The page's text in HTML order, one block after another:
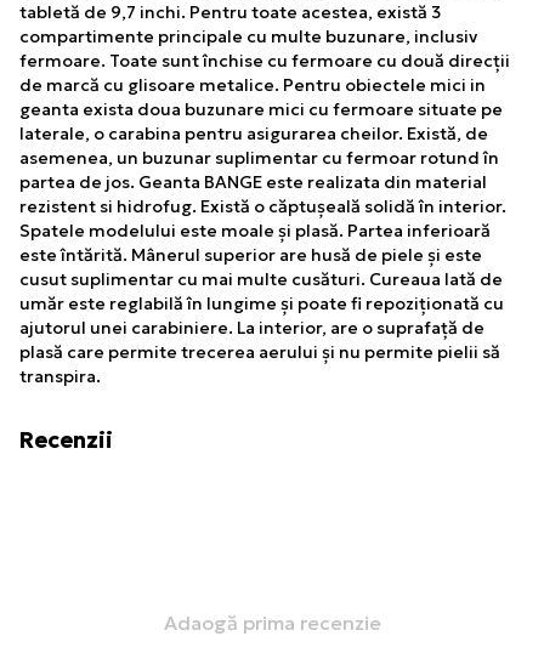
tabletă de 9,7 inchi. Pentru toate acestea, există 3
compartimente principale cu multe buzunare, inclusiv
fermoare. Toate sunt închise cu fermoare cu două direcții
de marcă cu glisoare metalice. Pentru obiectele mici in
geanta exista doua buzunare mici cu fermoare situate pe
laterale, o carabina pentru asigurarea cheilor. Există, de
asemenea, un buzunar suplimentar cu fermoar rotund în
partea de jos. Geanta BANGE este realizata din material
rezistent si hidrofug. Există o căptușeală solidă în interior.
Spatele modelului este moale și plasă. Partea inferioară
este întărită. Mânerul superior are husă de piele și este
cusut suplimentar cu mai multe cusături. Cureaua lată de
umăr este reglabilă în lungime și poate fi repoziționată cu
ajutorul unei carabiniere. La interior, are o suprafață de
plasă care permite trecerea aerului și nu permite pielii să
transpira.
Recenzii
Adaogă prima recenzie